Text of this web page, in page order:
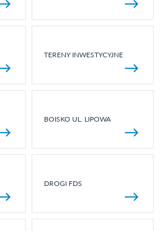
TERENY INWESTYCYJNE
BOISKO UL. LIPOWA
DROGI FDS